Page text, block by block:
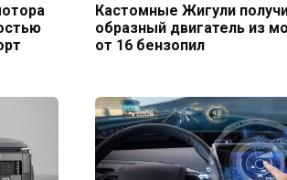
Кастомные Жигули
образный двигатель из
от 16 бензопил